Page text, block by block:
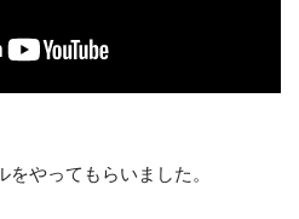
やってもらいました。